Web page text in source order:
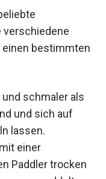
verschiedene
einen bestimmten
schmaler als
und sich auf
lassen.
einer
Paddler trocken